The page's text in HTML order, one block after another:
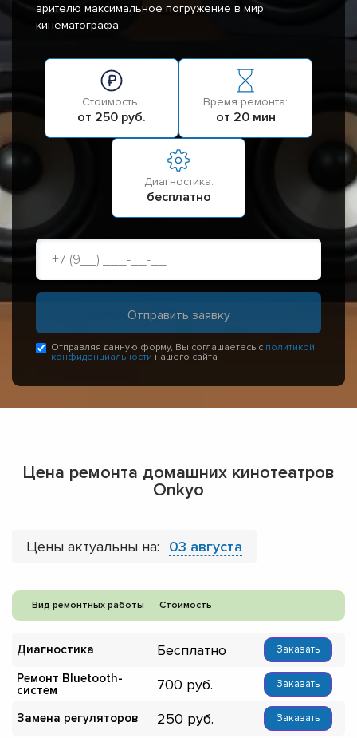
зрителю максимальное погружение в мир
кинематографа.
Стоимость:
от 250 руб.
Время ремонта:
от 20 мин
Диагностика:
бесплатно
Отправляя данную форму, Вы соглашаетесь с политикой
конфиденциальности нашего сайта
Цена ремонта домашних кинотеатров
Onkyo
Цены актуальны на: 03 августа
Вид ремонтных работы Стоимость
Диагностика Бесплатно Заказать
Ремонт Bluetooth-
систем
700 Заказать
Замена регуляторов 250 Заказать